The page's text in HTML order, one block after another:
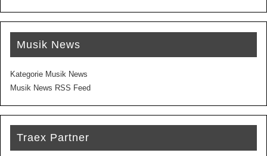
Musik News
Kategorie Musik News
Musik News RSS Feed
Traex Partner